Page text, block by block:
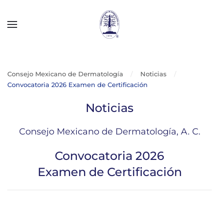
Consejo Mexicano de Dermatología
Noticias
Convocatoria 2026 Examen de Certificación
Noticias
Consejo Mexicano de Dermatología, A. C.
Convocatoria 2026
Examen de Certificación